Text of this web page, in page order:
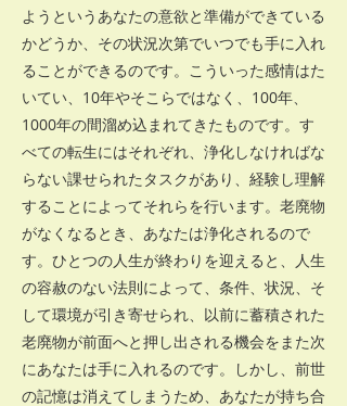
ようというあなたの意欲と準備ができている
かどうか、その状況次第でいつでも手に入れ
ることができるのです。こういった感情はた
いてい、10年やそこらではなく、100年、
1000年の間溜め込まれてきたものです。す
べての転生にはそれぞれ、浄化しなければな
らない課せられたタスクがあり、経験し理解
することによってそれらを行います。老廃物
がなくなるとき、あなたは浄化されるので
す。ひとつの人生が終わりを迎えると、人生
の容赦のない法則によって、条件、状況、そ
して環境が引き寄せられ、以前に蓄積された
老廃物が前面へと押し出される機会をまた次
にあなたは手に入れるのです。しかし、前世
の記憶は消えてしまうため、あなたが持ち合